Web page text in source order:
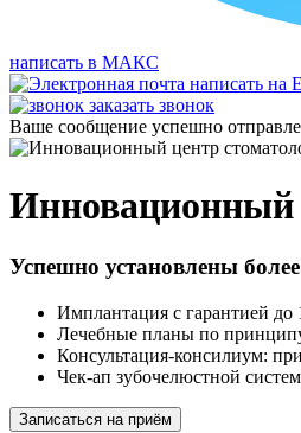
написать в МАКС
написать на
заказать звонок
Ваше сообщение успешно
Инновационный
Успешно установлены более
Имплантация с гарантией до
Лечебные планы по
Консультация-консилиум:
Чек-ап зубочелюстной
Записаться на приём